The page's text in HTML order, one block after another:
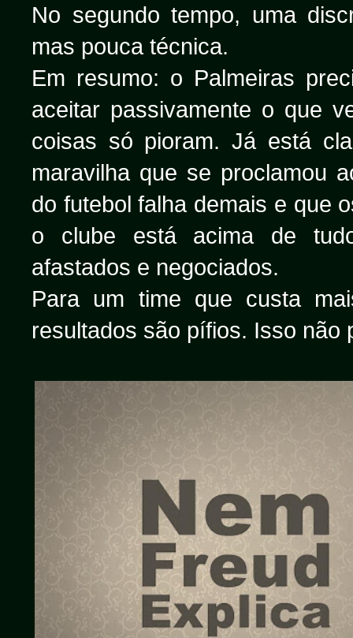
No segundo tempo, uma
mas pouca técnica.
Em resumo: o Palmeiras
aceitar passivamente o que
coisas só pioram. Já está
maravilha que se proclamou
do futebol falha demais e que
o clube está acima de
afastados e negociados.
Para um time que custa
resultados são pífios. Isso não